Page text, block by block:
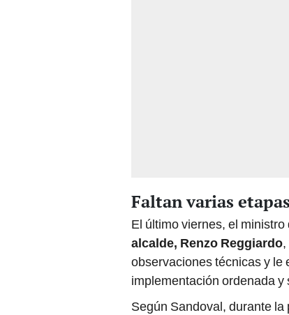
Faltan varias etapas
El último viernes, el
alcalde, Renzo Reggiardo
observaciones técnicas y le
implementación ordenada
Según Sandoval, durante